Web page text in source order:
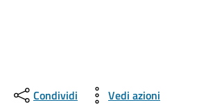
Condividi Vedi azioni